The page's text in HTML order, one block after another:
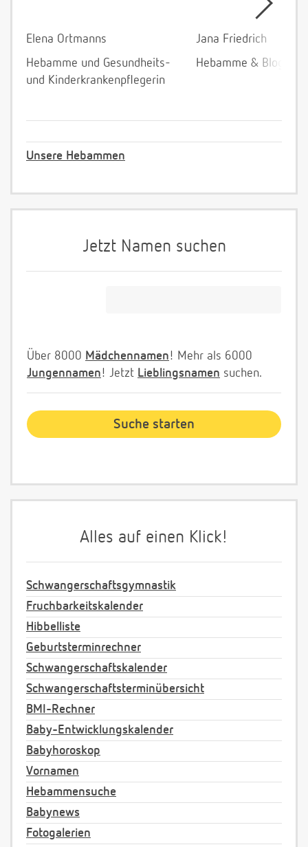
Elena Ortmanns
Hebamme und Gesundheits-
und Kinderkrankenpflegerin
Jana Friedrich
Hebamme &
Unsere Hebammen
Jetzt Namen suchen
Über 8000 Mädchennamen! Mehr als 6000
Jungennamen! Jetzt Lieblingsnamen suchen.
Alles auf einen Klick!
Schwangerschaftsgymnastik
Fruchbarkeitskalender
Hibbelliste
Geburtsterminrechner
Schwangerschaftskalender
Schwangerschaftsterminübersicht
BMI-Rechner
Baby-Entwicklungskalender
Babyhoroskop
Vornamen
Hebammensuche
Babynews
Fotogalerien